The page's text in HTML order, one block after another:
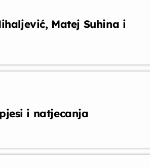
Matej Suhina i
i natjecanja